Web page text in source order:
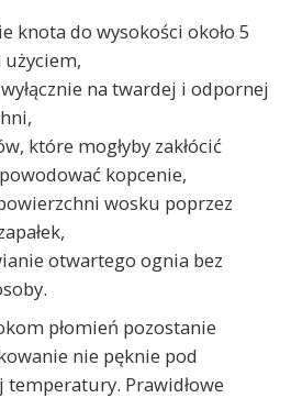
knota do wysokości około 5
na twardej i odpornej
które mogłyby zakłócić
kopcenie,
wosku poprzez
otwartego ognia bez
płomień pozostanie
nie pęknie pod
temperatury. Prawidłowe